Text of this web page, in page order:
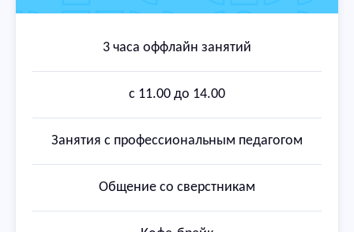
3 часа оффлайн занятий
с 11.00 до 14.00
Занятия с профессиональным педагогом
Общение со сверстникам